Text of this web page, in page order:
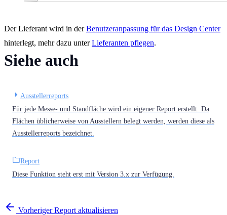
Der Lieferant wird in derBenutzeranpassung für das Design Center
hinterlegt, mehr dazu unterLieferanten pflegen.
Siehe auch
Ausstellerreports
Für jede Messe- und Standfläche wird ein eigener Report erstellt. Da
Flächen üblicherweise von Ausstellern belegt werden, werden diese als
Ausstellerreports bezeichnet.
Report
Diese Funktion steht erst mit Version 3.x zur Verfügung.
Vorheriger Report aktualisieren